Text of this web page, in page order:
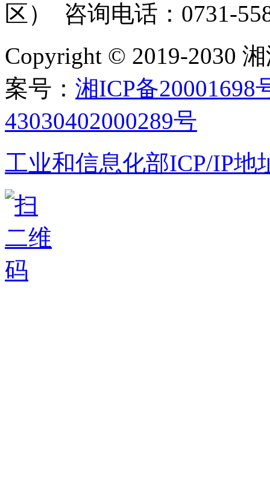
区） 咨询电话：0731-
Copyright © 2019-2030
案号： 湘ICP备20001698
43030402000289号
工业和信息化部ICP/IP